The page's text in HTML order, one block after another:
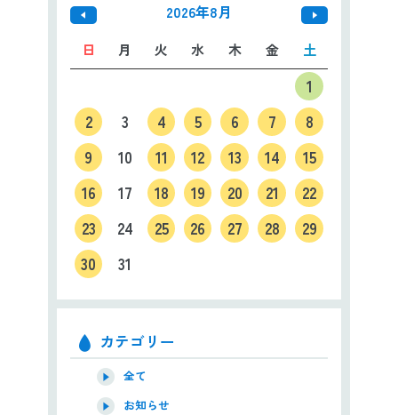
2026年8月
日 月 火 水 木 金 土
1
2
3 4 5 6 7
8
9
10 11 12 13 14
15
16
17 18 19 20 21
22
23
24 25 26 27 28
29
30
31
カテゴリー
全て
お知らせ